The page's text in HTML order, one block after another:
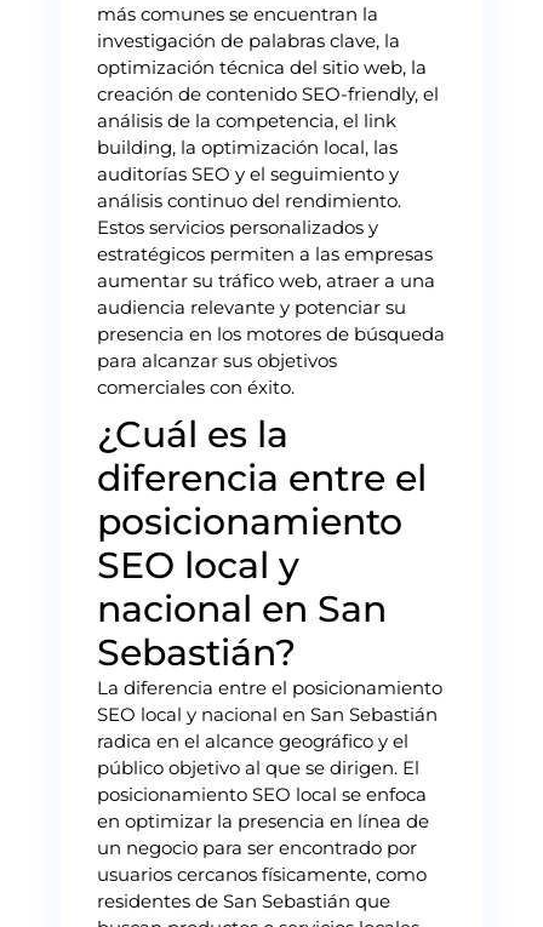
más comunes se encuentran la
investigación de palabras clave, la
optimización técnica del sitio web, la
creación de contenido SEO-friendly, el
análisis de la competencia, el link
building, la optimización local, las
auditorías SEO y el seguimiento y
análisis continuo del rendimiento.
Estos servicios personalizados y
estratégicos permiten a las empresas
aumentar su tráfico web, atraer a una
audiencia relevante y potenciar su
presencia en los motores de búsqueda
para alcanzar sus objetivos
comerciales con éxito.
¿Cuál es la
diferencia entre el
posicionamiento
SEO local y
nacional en San
Sebastián?
La diferencia entre el posicionamiento
SEO local y nacional en San Sebastián
radica en el alcance geográfico y el
público objetivo al que se dirigen. El
posicionamiento SEO local se enfoca
en optimizar la presencia en línea de
un negocio para ser encontrado por
usuarios cercanos físicamente, como
residentes de San Sebastián que